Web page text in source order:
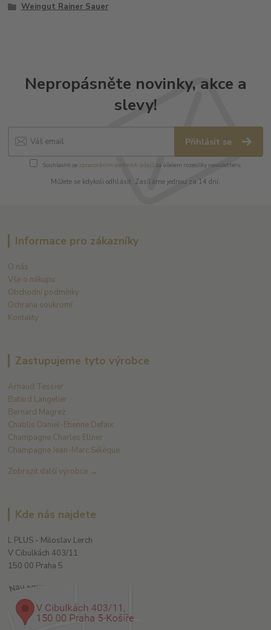
Weingut Rainer Sauer
Nepropásněte novinky, akce a
slevy!
Přihlásit se
Souhlasím se zpracováním osobních údajůza účelem rozesílky newsletteru.
Můžete se kdykoli odhlásit. Zasíláme jednou za 14 dní.
Informace pro zákazníky
O nás
Vše o nákupu
Obchodní podmínky
Ochrana soukromí
Kontakty
Zastupujeme tyto výrobce
Arnaud Tessier
Batard Langelier
Bernard Magrez
Chablis Daniel-Etienne Defaix
Champagne Charles Ellner
Champagne Jean-Marc Sélèque
Zobrazit další výrobce →
Kde nás najdete
L PLUS - Miloslav Lerch
V Cibulkách 403/11
150 00 Praha 5